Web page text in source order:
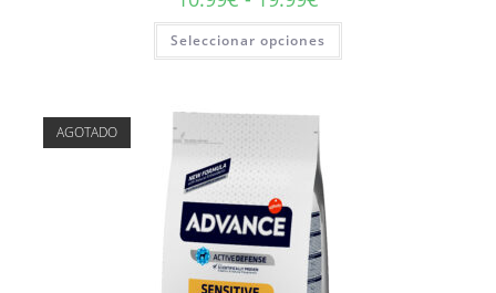
Seleccionar opciones
AGOTADO